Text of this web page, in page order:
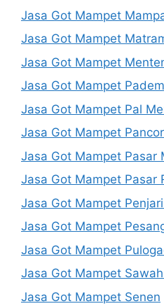
Jasa Got Mampet
Jasa Got Mampet
Jasa Got Mampet
Jasa Got Mampet
Jasa Got Mampet Pal
Jasa Got Mampet
Jasa Got Mampet Pasar
Jasa Got Mampet Pasar
Jasa Got Mampet
Jasa Got Mampet
Jasa Got Mampet
Jasa Got Mampet
Jasa Got Mampet Senen